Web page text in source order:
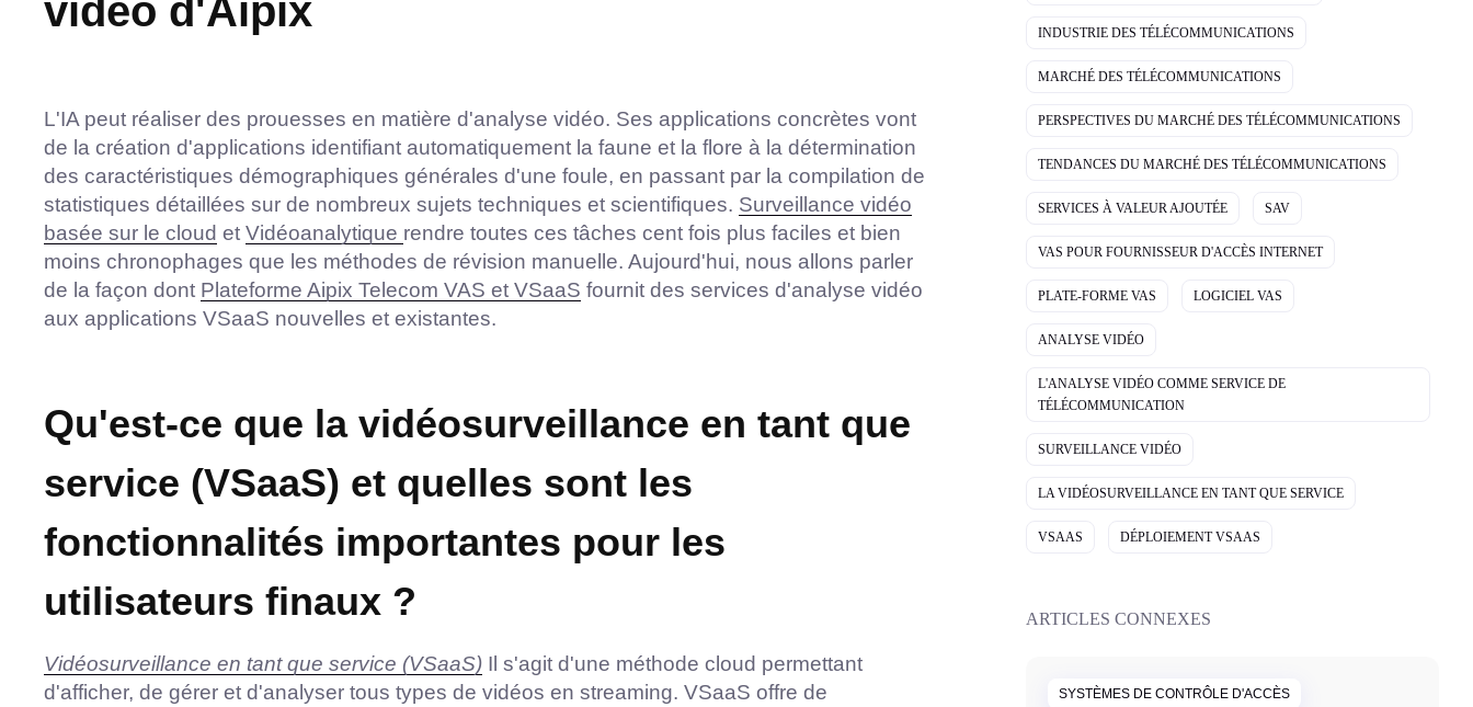
vidéo d'Aipix
L'IA peut réaliser des prouesses en matière d'analyse vidéo. Ses applications concrètes vont
de la création d'applications identifiant automatiquement la faune et la flore à la détermination
des caractéristiques démographiques générales d'une foule, en passant par la compilation de
statistiques détaillées sur de nombreux sujets techniques et scientifiques. Surveillance vidéo
basée sur le cloud et Vidéoanalytique rendre toutes ces tâches cent fois plus faciles et bien
moins chronophages que les méthodes de révision manuelle. Aujourd'hui, nous allons parler
de la façon dont Plateforme Aipix Telecom VAS et VSaaS fournit des services d'analyse vidéo
aux applications VSaaS nouvelles et existantes.
Qu'est-ce que la vidéosurveillance en tant que
service (VSaaS) et quelles sont les
fonctionnalités importantes pour les
utilisateurs finaux ?
Vidéosurveillance en tant que service (VSaaS) Il s'agit d'une méthode cloud permettant
d'afficher, de gérer et d'analyser tous types de vidéos en streaming. VSaaS offre de
INDUSTRIE DES TÉLÉCOMMUNICATIONS
MARCHÉ DES TÉLÉCOMMUNICATIONS
PERSPECTIVES DU MARCHÉ DES TÉLÉCOMMUNICATIONS
TENDANCES DU MARCHÉ DES TÉLÉCOMMUNICATIONS
SERVICES À VALEUR AJOUTÉE SAV
VAS POUR FOURNISSEUR D'ACCÈS INTERNET
PLATE-FORME VAS LOGICIEL VAS
ANALYSE VIDÉO
L'ANALYSE VIDÉO COMME SERVICE DE
TÉLÉCOMMUNICATION
SURVEILLANCE VIDÉO
LA VIDÉOSURVEILLANCE EN TANT QUE SERVICE
VSAAS DÉPLOIEMENT VSAAS
ARTICLES CONNEXES
SYSTÈMES DE CONTRÔLE D'ACCÈS